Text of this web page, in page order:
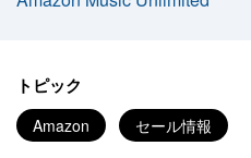
トピック
Amazon セール情報